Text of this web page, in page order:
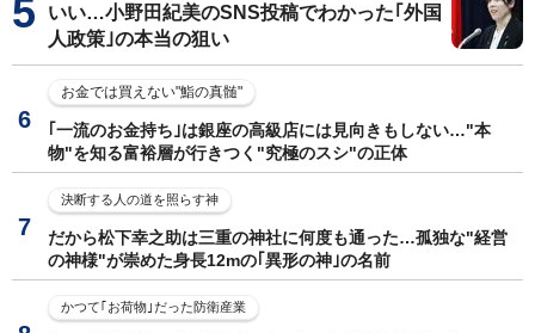
いい…小野田紀美のSNS投稿でわかった｢外国
人政策｣の本当の狙い
お金では買えない"鮨の真髄"
｢一流のお金持ち｣は銀座の高級店には見向きもしない…"本
物"を知る富裕層が行きつく"究極のスシ"の正体
決断する人の道を照らす神
だから松下幸之助は三重の神社に何度も通った…孤独な"経営
の神様"が崇めた身長12mの｢異形の神｣の名前
かつて｢お荷物｣だった防衛産業